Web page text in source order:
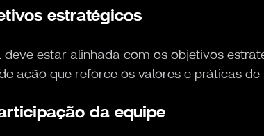
estratégicos
estar alinhada com os objetivos
ação que reforce os valores e práticas
da equipe